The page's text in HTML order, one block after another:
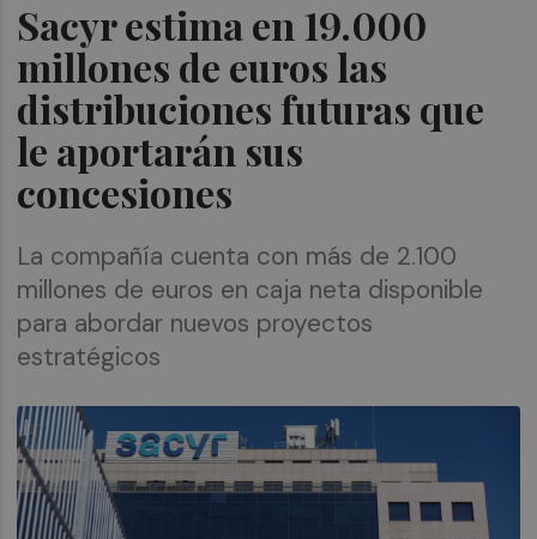
Sacyr estima en 19.000
millones de euros las
distribuciones futuras que
le aportarán sus
concesiones
La compañía cuenta con más de 2.100
millones de euros en caja neta disponible
para abordar nuevos proyectos
estratégicos